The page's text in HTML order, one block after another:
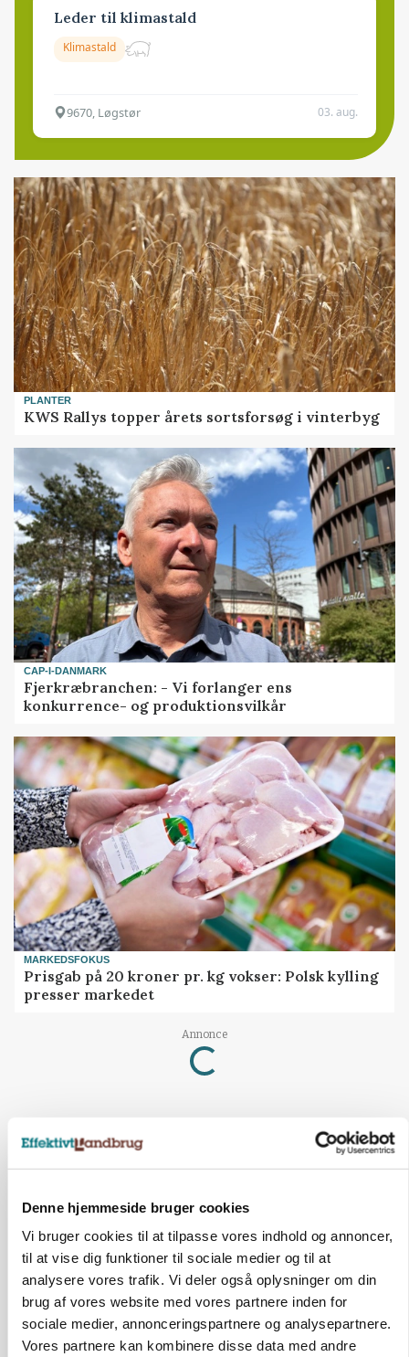
Denne hjemmeside bruger cookies
Vi bruger cookies til at tilpasse vores indhold og annoncer,
til at vise dig funktioner til sociale medier og til at
analysere vores trafik. Vi deler også oplysninger om din
brug af vores website med vores partnere inden for
sociale medier, annonceringspartnere og analysepartnere.
Vores partnere kan kombinere disse data med andre
Leder til klimastald
Klimastald
9670, Løgstør 03. aug.
PLANTER
KWS Rallys topper årets sortsforsøg i vinterbyg
CAP-I-DANMARK
Fjerkræbranchen: - Vi forlanger ens
konkurrence- og produktionsvilkår
MARKEDSFOKUS
Prisgab på 20 kroner pr. kg vokser: Polsk kylling
presser markedet
Annonce
Loading...
BUSINESS